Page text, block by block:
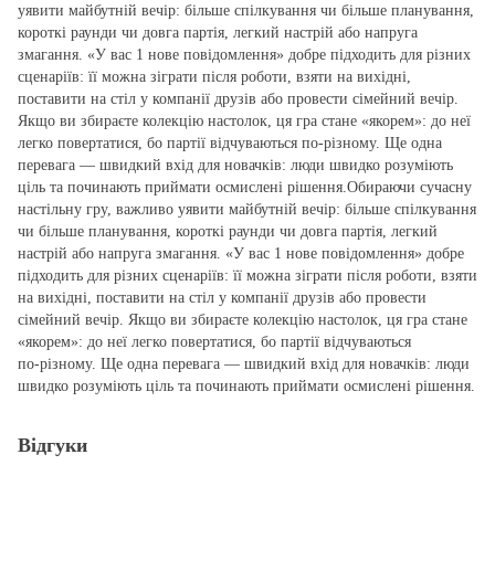
уявити майбутній вечір: більше спілкування чи більше планування,
короткі раунди чи довга партія, легкий настрій або напруга
змагання. «У вас 1 нове повідомлення» добре підходить для різних
сценаріїв: її можна зіграти після роботи, взяти на вихідні,
поставити на стіл у компанії друзів або провести сімейний вечір.
Якщо ви збираєте колекцію настолок, ця гра стане «якорем»: до неї
легко повертатися, бо партії відчуваються по‑різному. Ще одна
перевага — швидкий вхід для новачків: люди швидко розуміють
ціль та починають приймати осмислені рішення.Обираючи сучасну
настільну гру, важливо уявити майбутній вечір: більше спілкування
чи більше планування, короткі раунди чи довга партія, легкий
настрій або напруга змагання. «У вас 1 нове повідомлення» добре
підходить для різних сценаріїв: її можна зіграти після роботи, взяти
на вихідні, поставити на стіл у компанії друзів або провести
сімейний вечір. Якщо ви збираєте колекцію настолок, ця гра стане
«якорем»: до неї легко повертатися, бо партії відчуваються
по‑різному. Ще одна перевага — швидкий вхід для новачків: люди
швидко розуміють ціль та починають приймати осмислені рішення.
Відгуки